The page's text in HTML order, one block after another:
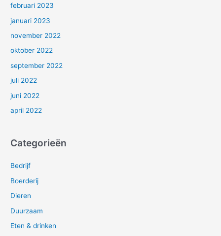
februari 2023
januari 2023
november 2022
oktober 2022
september 2022
juli 2022
juni 2022
april 2022
Categorieën
Bedrijf
Boerderij
Dieren
Duurzaam
Eten & drinken